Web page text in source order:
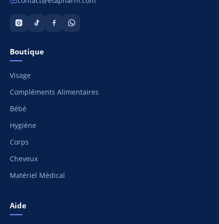
Boutique
Visage
Compléments Alimentaires
Bébé
Hygiène
Corps
Cheveux
Matériel Médical
Aide